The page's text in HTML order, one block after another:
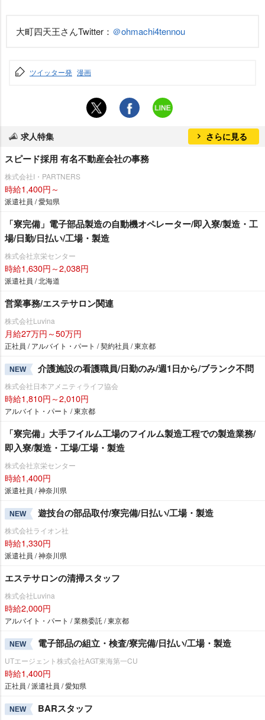
大町四天王さんTwitter： ＠ohmachi4tennou
ツイッター発 漫画
求人特集 さらに見る
スピード採用 有名不動産会社の事務
株式会社I・PARTNERS
時給1,400円～
派遣社員 / 愛知県
「寮完備」電子部品製造の自動機オペレーター/即入寮/製造・工
場/日勤/日払い/工場・製造
株式会社京栄センター
時給1,630円～2,038円
派遣社員 / 北海道
営業事務/エステサロン関連
株式会社Luvina
月給27万円～50万円
正社員 / アルバイト・パート / 契約社員 / 東京都
NEW 介護施設の看護職員/日勤のみ/週1日から/ブランク不問
株式会社日本アメニティライフ協会
時給1,810円～2,010円
アルバイト・パート / 東京都
「寮完備」大手フイルム工場のフイルム製造工程での製造業務/
即入寮/製造・工場/工場・製造
株式会社京栄センター
時給1,400円
派遣社員 / 神奈川県
NEW 遊技台の部品取付/寮完備/日払い/工場・製造
株式会社ライオン社
時給1,330円
派遣社員 / 神奈川県
エステサロンの清掃スタッフ
株式会社Luvina
時給2,000円
アルバイト・パート / 業務委託 / 東京都
NEW 電子部品の組立・検査/寮完備/日払い/工場・製造
UTエージェント株式会社AGT東海第一CU
時給1,400円
正社員 / 派遣社員 / 愛知県
NEW BARスタッフ